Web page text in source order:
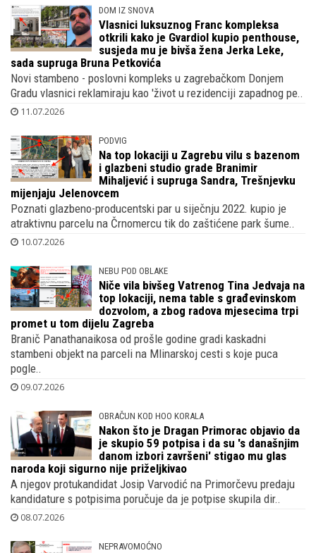
DOM IZ SNOVA
Vlasnici luksuznog Franc kompleksa
otkrili kako je Gvardiol kupio penthouse,
susjeda mu je bivša žena Jerka Leke,
sada supruga Bruna Petkovića
Novi stambeno - poslovni kompleks u zagrebačkom Donjem
Gradu vlasnici reklamiraju kao 'život u rezidenciji zapadnog pe..
11.07.2026
PODVIG
Na top lokaciji u Zagrebu vilu s bazenom
i glazbeni studio grade Branimir
Mihaljević i supruga Sandra, Trešnjevku
mijenjaju Jelenovcem
Poznati glazbeno-producentski par u siječnju 2022. kupio je
atraktivnu parcelu na Črnomercu tik do zaštićene park šume..
10.07.2026
NEBU POD OBLAKE
Niče vila bivšeg Vatrenog Tina Jedvaja na
top lokaciji, nema table s građevinskom
dozvolom, a zbog radova mjesecima trpi
promet u tom dijelu Zagreba
Branič Panathanaikosa od prošle godine gradi kaskadni
stambeni objekt na parceli na Mlinarskoj cesti s koje puca
pogle..
09.07.2026
OBRAČUN KOD HOO KORALA
Nakon što je Dragan Primorac objavio da
je skupio 59 potpisa i da su 's današnjim
danom izbori završeni' stigao mu glas
naroda koji sigurno nije priželjkivao
A njegov protukandidat Josip Varvodić na Primorčevu predaju
kandidature s potpisima poručuje da je potpise skupila dir..
08.07.2026
NEPRAVOMOĆNO